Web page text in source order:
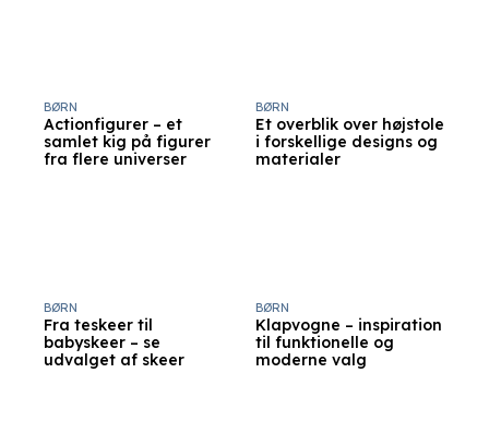
Actionfigurer – et
samlet kig på figurer
fra flere universer
BØRN
Et overblik over højstole
i forskellige designs og
materialer
BØRN
Fra teskeer til
babyskeer – se
udvalget af skeer
BØRN
Klapvogne – inspiration
til funktionelle og
moderne valg
BØRN